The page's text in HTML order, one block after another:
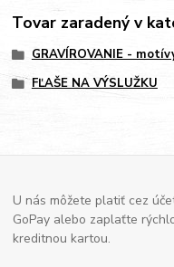
Tovar zaradený v
GRAVÍROVANIE -
FĽAŠE NA VÝSLUŽKU
U nás môžete platiť cez
GoPay alebo zaplaťte
kreditnou kartou.